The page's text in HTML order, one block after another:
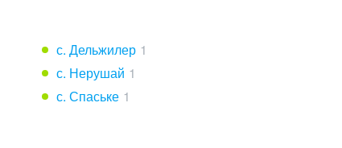
с. Дельжилер 1
с. Нерушай 1
с. Спаське 1